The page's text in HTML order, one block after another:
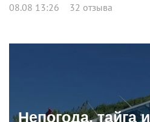
08.08 13:26 32 отзыва
Непогода, тайга и